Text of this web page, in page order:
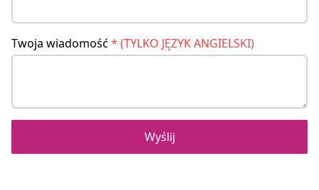
Twoja wiadomość * (TYLKO JĘZYK ANGIELSKI)
Wyślij